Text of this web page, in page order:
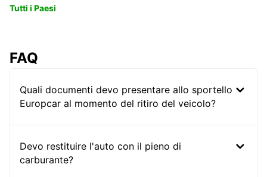
Tutti i Paesi
FAQ
Quali documenti devo presentare allo sportello
Europcar al momento del ritiro del veicolo?
Devo restituire l'auto con il pieno di
carburante?